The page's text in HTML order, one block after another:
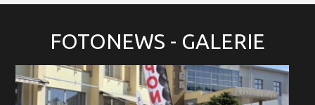
FOTONEWS - GALERIE